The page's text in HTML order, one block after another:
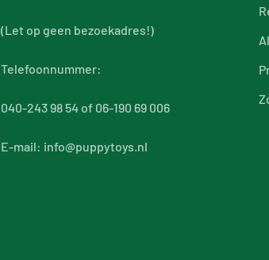
(Let op geen bezoekadres!)
Telefoonnummer:
040-243 98 54 of 06-190 69 006
E-mail: info@puppytoys.nl